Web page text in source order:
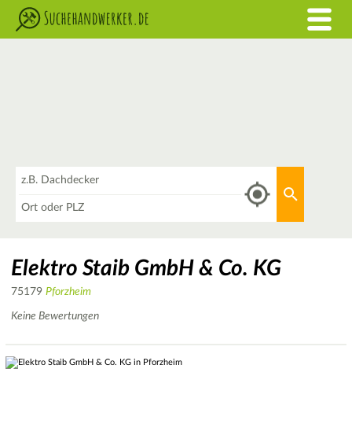
Elektro Staib GmbH & Co. KG
75179 Pforzheim
Keine Bewertungen